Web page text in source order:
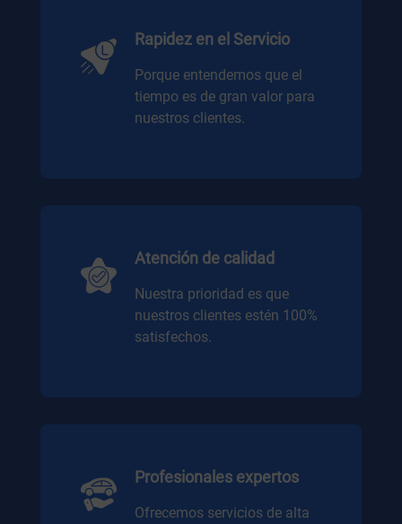
Rapidez en el Servicio
Porque entendemos que el
tiempo es de gran valor para
nuestros clientes.
Atención de calidad
Nuestra prioridad es que
nuestros clientes estén 100%
satisfechos.
Profesionales expertos
Ofrecemos servicios de alta